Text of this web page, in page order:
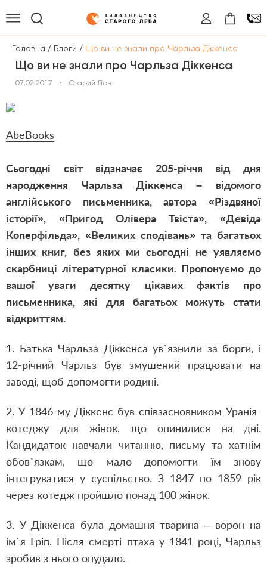
Головна / Блоги / Що ви не знали про Чарльза Діккенса
Що ви не знали про Чарльза Діккенса
07.02.2017 • Старий Лев
AbeBooks
Сьогодні світ відзначає 205-річчя від дня
народження Чарльза Діккенса – відомого
англійського письменника, автора «Різдвяної
історії», «Пригод Олівера Твіста», «Девіда
Коперфільда», «Великих сподівань» та багатьох
інших книг, без яких ми сьогодні не уявляємо
скарбниці літературної класики. Пропонуємо до
вашої уваги десятку цікавих фактів про
письменника, які для багатьох можуть стати
відкриттям.
1. Батька Чарльза Діккенса ув`язнили за борги, і
12-річний Чарльз був змушений працювати на
заводі, щоб допомогти родині.
2. У 1846-му Діккенс був співзасновником Уранія-
котеджу для жінок, що опинилися на дні.
Кандидаток навчали читанню, письму та хатнім
обов`язкам, що мало допомогти їм знову
інтегруватися у суспільство. З 1847 по 1859 рік
через котедж пройшло понад 100 жінок.
3. У Діккенса була домашня тварина – ворон на
ім`я Гріп. Після смерті птаха у 1841 році, Чарльз
зробив з нього опудало.